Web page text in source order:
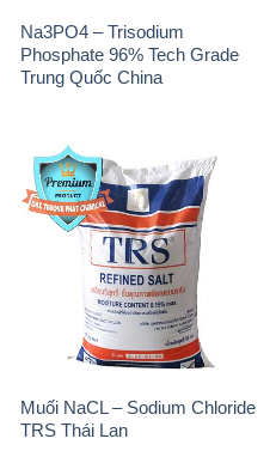
Na3PO4 – Trisodium
Phosphate 96% Tech Grade
Trung Quốc China
Muối NaCL – Sodium Chloride
TRS Thái Lan